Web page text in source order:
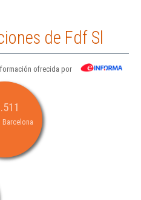
de Fdf Sl
ofrecida por
Barcelona